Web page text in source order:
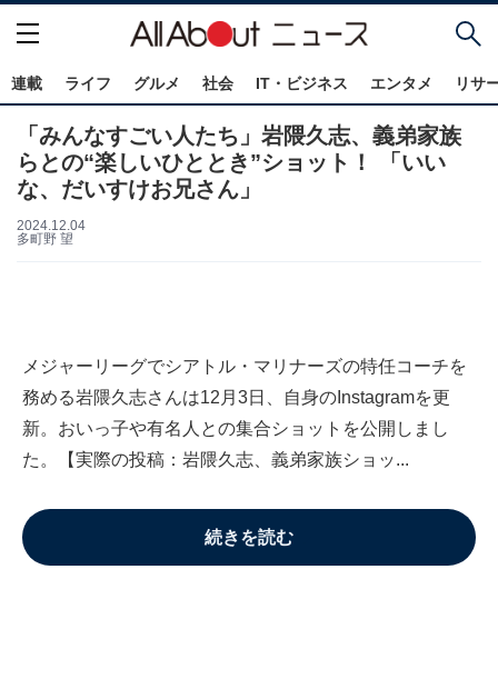
連載 ライフ グルメ 社会 IT・ビジネス エンタメ リサ
「みんなすごい人たち」岩隈久志、義弟家族
らとの“楽しいひととき”ショット！ 「いい
な、だいすけお兄さん」
2024.12.04
多町野 望
メジャーリーグでシアトル・マリナーズの特任コーチを
務める岩隈久志さんは12月3日、自身のInstagramを更
新。おいっ子や有名人との集合ショットを公開しまし
た。【実際の投稿：岩隈久志、義弟家族ショッ...
続きを読む